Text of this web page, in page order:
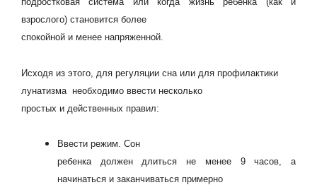
взрослого) становится более
спокойной и менее напряженной.
Исходя из этого, для регуляции сна или для профилактики
лунатизма необходимо ввести несколько
простых и действенных правил:
Ввести режим. Сон
ребенка должен длиться не менее 9 часов, а
начинаться и заканчиваться примерно